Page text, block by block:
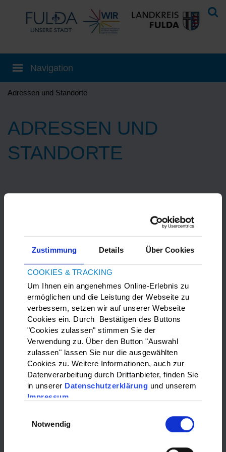
Zustimmung Details Über Cookies
COOKIES & TRACKING
Um Ihnen ein angenehmes Online-Erlebnis zu
ermöglichen und die Leistung der Webseite zu
verbessern, setzen wir auf unserer Webseite
Cookies ein. Durch Bestätigen des Buttons
"Cookies zulassen" stimmen Sie der
Verwendung zu. Über den Button "Auswahl
zulassen" lassen Sie nur die ausgewählten
Cookies zu. Weitere Informationen, auch zur
Datenverarbeitung durch Drittanbieter, finden Sie
in unserer Datenschutzerklärung und unserem
Impressum
Notwendig
Adressen und Standorte
ADRESSEN UND
STANDORTE
Marketing-Cookies
akzeptieren, um die Google Maps
anzuzeigen.
WAS?:
Bitte wählen…
Bitte wählen…